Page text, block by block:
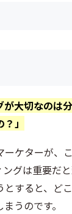
が大切なのは
」
ーケターが、
グは重要だ
とすると、ど
うのです。